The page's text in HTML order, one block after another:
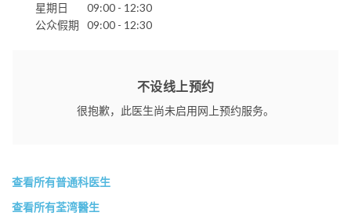
星期日
09:00 - 12:30
公众假期
09:00 - 12:30
不设线上预约
很抱歉，此医生尚未启用网上预约服务。
查看所有普通科医生
查看所有荃湾醫生